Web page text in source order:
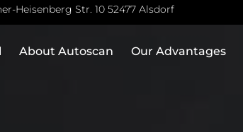
Heisenberg Str. 10 52477 Alsdorf
About Autoscan Our Advantages